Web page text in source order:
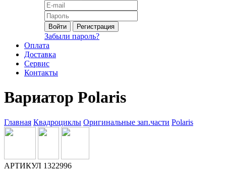
Войти Регистрация
Забыли пароль?
Оплата
Доставка
Сервис
Контакты
Вариатор Polaris
Главная Квадроциклы Оригинальные зап.части Polaris
АРТИКУЛ 1322996